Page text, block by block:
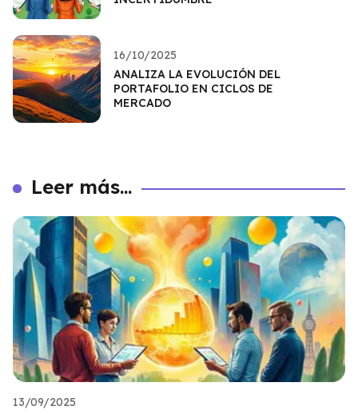
16/10/2025
ANALIZA LA EVOLUCIÓN DEL
PORTAFOLIO EN CICLOS DE
MERCADO
Leer más...
13/09/2025